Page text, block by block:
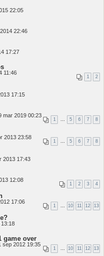
22:05
22:46
17:27
11:46
1 2
17:15
mar 2019 00:23
1 … 5 6 7 8
2013 23:58
1 … 5 6 7 8
2013 17:43
12:08
1 2 3 4
17:06
1 … 10 11 12 13
game over
sep 2012 19:35
1 … 10 11 12 13